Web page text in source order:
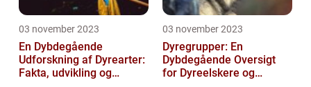
03 november 2023
En Dybdegående
Udforskning af Dyrearter:
Fakta, udvikling og
03 november 2023
Dyregrupper: En
Dybdegående Oversigt
for Dyreelskere og